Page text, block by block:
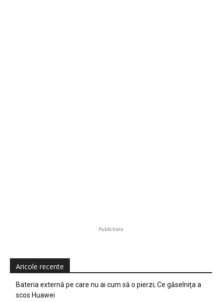
Publicitate
Aricole recente
Bateria externă pe care nu ai cum să o pierzi; Ce găselniţa a
scos Huawei